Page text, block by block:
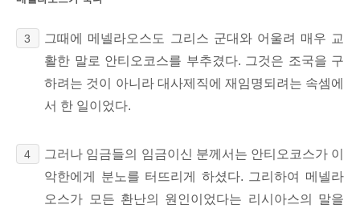
3 그때에 메넬라오스도
그리스 군대와 어울려 매우 교
활한 말로 안티오코스를 부추겼다. 그것은 조국을 구
하려는 것이 아니라 대사제직에 재임명되려는 속셈에
서 한 일이었다.
4
그러나 임금들의 임금이신 분께서는 안티오코스가 이
악한에게 분노를 터뜨리게 하셨다. 그리하여 메넬라
오스가 모든 환난의 원인이었다는 리시아스의 말을